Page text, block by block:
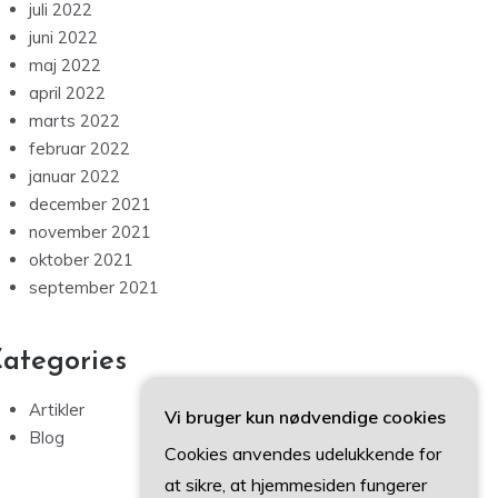
juli 2022
juni 2022
maj 2022
april 2022
marts 2022
februar 2022
januar 2022
december 2021
november 2021
oktober 2021
september 2021
Artikler
Blog
Vi bruger kun nødvendige cookies
Cookies anvendes udelukkende for
at sikre, at hjemmesiden fungerer